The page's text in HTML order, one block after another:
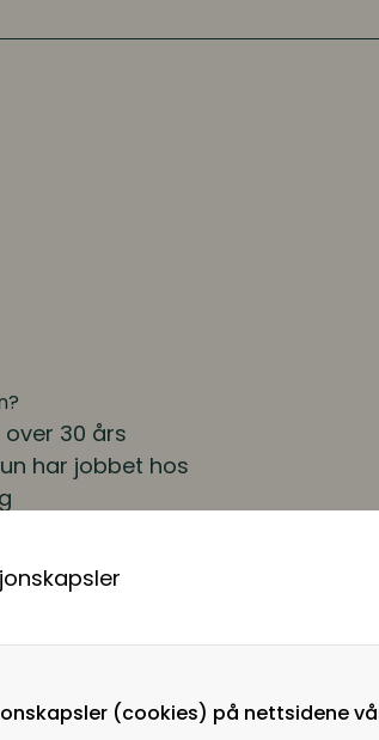
(cookies) på nettsidene
30 års
har jobbet hos
AS sammen
:
til
og juridiske
og AFP. Vi